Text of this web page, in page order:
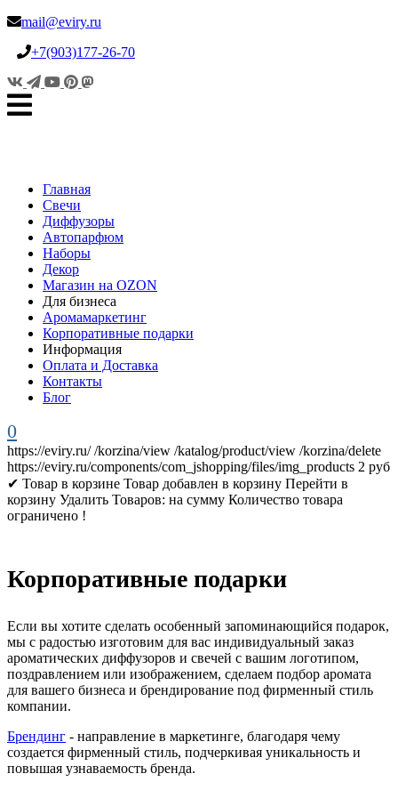
mail@eviry.ru
+7(903)177-26-70
Главная
Свечи
Диффузоры
Автопарфюм
Наборы
Декор
Магазин на OZON
Для бизнеса
Аромамаркетинг
Корпоративные подарки
Информация
Оплата и Доставка
Контакты
Блог
0
https://eviry.ru/ /korzina/view /katalog/product/view /korzina/delete
https://eviry.ru/components/com_jshopping/files/img_products 2 руб
✔ Товар в корзине Товар добавлен в корзину Перейти в
корзину Удалить Товаров: на сумму Количество товара
ограничено !
Корпоративные подарки
Если вы хотите сделать особенный запоминающийся подарок,
мы с радостью изготовим для вас индивидуальный заказ
ароматических диффузоров и свечей с вашим логотипом,
поздравлением или изображением, сделаем подбор аромата
для вашего бизнеса и брендирование под фирменный стиль
компании.
Брендинг - направление в маркетинге, благодаря чему
создается фирменный стиль, подчеркивая уникальность и
повышая узнаваемость бренда.